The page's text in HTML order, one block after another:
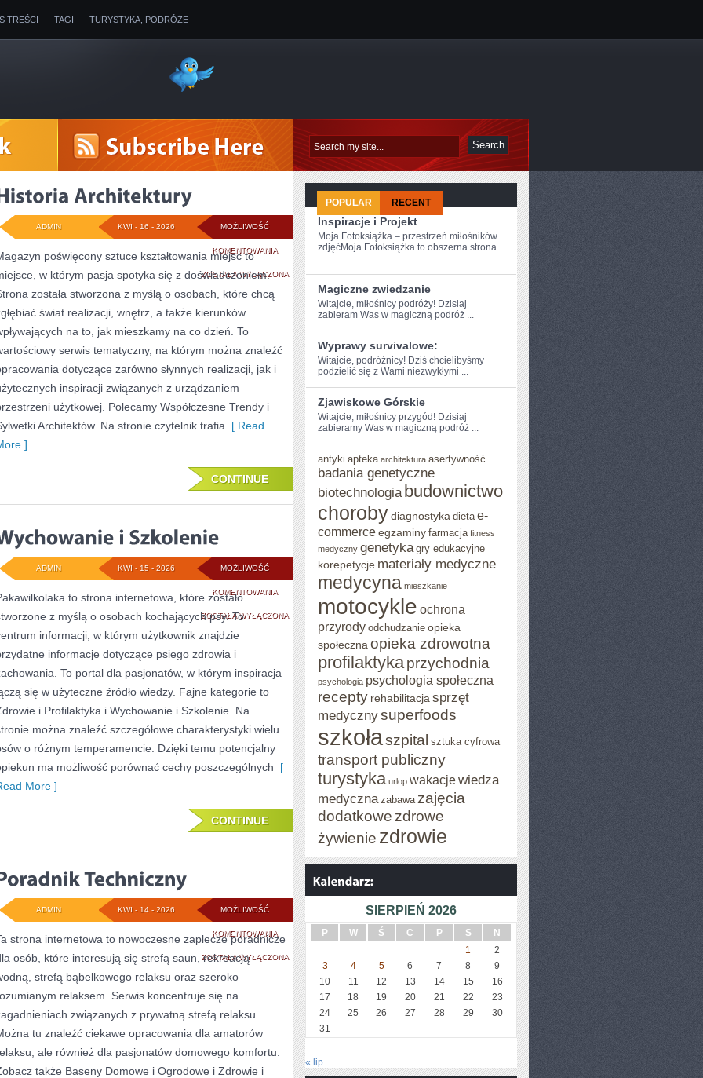
TREŚCI TAGI TURYSTYKA, PODRÓŻE
MOŻLIWOŚĆ
KOMENTOWANIAHISTORIA
ARCHITEKTURY
ZOSTAŁA WYŁĄCZONA
KWI - 16 - 2026
ADMIN
poświęcony sztuce kształtowania miejsc to
w którym pasja spotyka się z doświadczeniem.
została stworzona z myślą o osobach, które chcą
świat realizacji, wnętrz, a także kierunków
na to, jak mieszkamy na co dzień. To
serwis tematyczny, na którym można znaleźć
dotyczące zarówno słynnych realizacji, jak i
inspiracji związanych z urządzaniem
użytkowej. Polecamy Współczesne Trendy i
Architektów. Na stronie czytelnik trafia [ Read
]
CONTINUE
MOŻLIWOŚĆ
KOMENTOWANIAWYCHOWANIE
I
SZKOLENIE
ZOSTAŁA WYŁĄCZONA
KWI - 15 - 2026
ADMIN
to strona internetowa, które zostało
z myślą o osobach kochających psy. To
informacji, w którym użytkownik znajdzie
informacje dotyczące psiego zdrowia i
To portal dla pasjonatów, w którym inspiracja
się w użyteczne źródło wiedzy. Fajne kategorie to
i Profilaktyka i Wychowanie i Szkolenie. Na
można znaleźć szczegółowe charakterystyki wielu
o różnym temperamencie. Dzięki temu potencjalny
ma możliwość porównać cechy poszczególnych [
More ]
CONTINUE
MOŻLIWOŚĆ
KOMENTOWANIAPORADNIK
TECHNICZNY
ZOSTAŁA WYŁĄCZONA
KWI - 14 - 2026
ADMIN
strona internetowa to nowoczesne zaplecze poradnicze
osób, które interesują się strefą saun, rekreacją
strefą bąbelkowego relaksu oraz szeroko
relaksem. Serwis koncentruje się na
związanych z prywatną strefą relaksu.
tu znaleźć ciekawe opracowania dla amatorów
ale również dla pasjonatów domowego komfortu.
także Baseny Domowe i Ogrodowe i Zdrowie i
POPULAR RECENT
Inspiracje i Projekt
Moja Fotoksiążka – przestrzeń miłośników
zdjęćMoja Fotoksiążka to obszerna strona
...
Magiczne zwiedzanie
Witajcie, miłośnicy podróży! ⁤Dzisiaj
‌zabieram Was w ⁤magiczną podróż ...
Wyprawy survivalowe:
Witajcie, podróżnicy! Dziś chcielibyśmy
podzielić⁤ się z Wami niezwykłymi ...
Zjawiskowe Górskie
Witajcie, miłośnicy przygód! Dzisiaj
zabieramy Was w magiczną podróż ...
antyki apteka architektura asertywność
badania genetyczne
biotechnologia budownictwo
chorobydiagnostyka dieta e-
commerceegzaminy farmacja fitness
medyczny genetyka gry edukacyjne
korepetycje materiały medyczne
medycyna mieszkanie
motocykle ochrona
przyrody odchudzanie opieka
społeczna opieka zdrowotna
profilaktykaprzychodnia
psychologia psychologia społeczna
recepty rehabilitacja sprzęt
medycznysuperfoods
szkołaszpital sztuka cyfrowa
transport publiczny
turystyka urlop wakacjewiedza
medyczna zabawa zajęcia
dodatkowe zdrowe
żywienie zdrowie
SIERPIEŃ 2026
P W Ś C P S
N
1
2
3
4 5 6 7 8
9
10
11 12 13 14 15
16
17
18 19 20 21 22
23
24
25 26 27 28 29
30
31
« lip